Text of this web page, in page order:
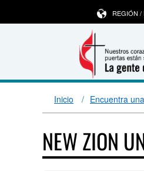
REGIÓN /
Inicio Encuentra
NEW ZION